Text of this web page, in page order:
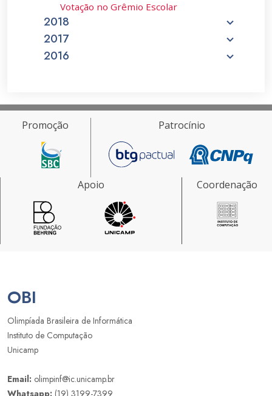
Votação no Grêmio Escolar
2018
2017
2016
Promoção Patrocínio
Apoio Coordenação
OBI
Olimpíada Brasileira de Informática
Instituto de Computação
Unicamp
Email: olimpinf@ic.unicamp.br
Whatsapp: (19) 3199-7399